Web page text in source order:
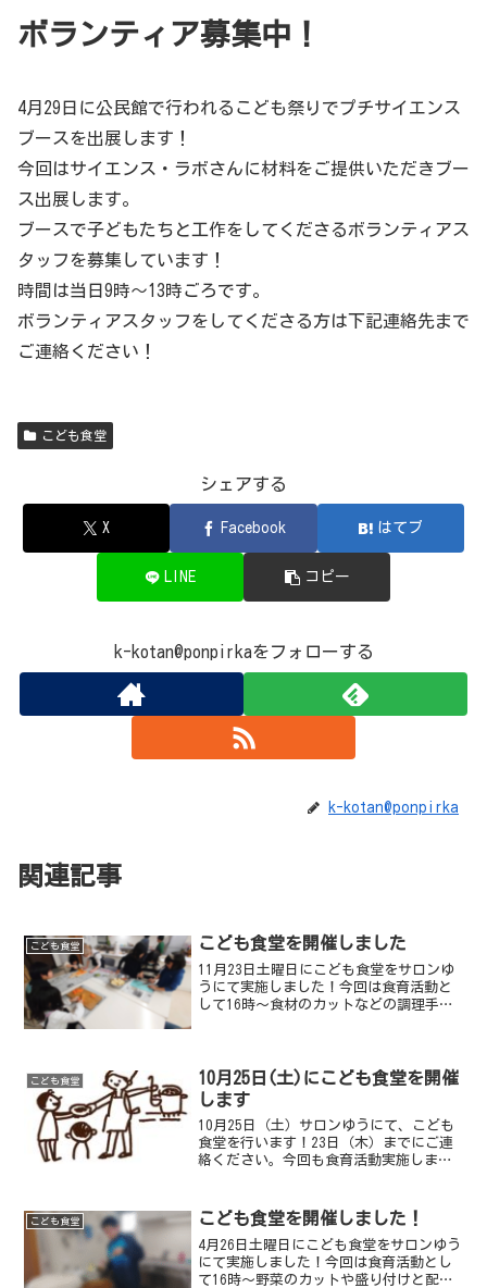
ボランティア募集中！
4月29日に公民館で行われるこども祭りでプチサイエンス
ブースを出展します！
今回はサイエンス・ラボさんに材料をご提供いただきブー
ス出展します。
ブースで子どもたちと工作をしてくださるボランティアス
タッフを募集しています！
時間は当日9時～13時ごろです。
ボランティアスタッフをしてくださる方は下記連絡先まで
ご連絡ください！
こども食堂
シェアする
X Facebook はてブ
LINE コピー
k-kotan@ponpirkaをフォローする
k-kotan@ponpirka
関連記事
こども食堂 こども食堂を開催しました
11月23日土曜日にこども食堂をサロンゆ
うにて実施しました！今回は食育活動と
して16時〜食材のカットなどの調理手伝
出のコパンさん...
こども食堂
10月25日(土)にこども食堂を開催
します
10月25日（土）サロンゆうにて、こども
食堂を行います！23日（木）までにご連
絡ください。今回も食育活動実施しま
こどものみの参加も可能です。希望する
方は申し込み時にご...
こども食堂 こども食堂を開催しました！
4月26日土曜日にこども食堂をサロンゆう
にて実施しました！今回は食育活動とし
て16時〜野菜のカットや盛り付けと配膳